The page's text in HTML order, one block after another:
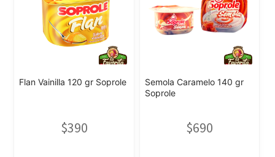
Flan Vainilla 120 gr Soprole
$390
Semola Caramelo 140 gr
Soprole
$690